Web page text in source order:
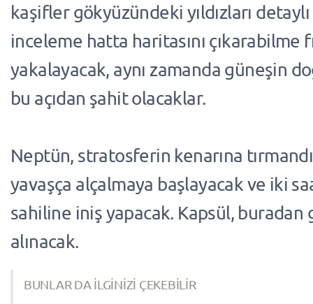
kaşifler gökyüzündeki yıldızları
inceleme hatta haritasını çıkarabilme
yakalayacak, aynı zamanda güneşin
bu açıdan şahit olacaklar.
Neptün, stratosferin kenarına
yavaşça alçalmaya başlayacak ve iki
sahiline iniş yapacak. Kapsül, buradan
alınacak.
BUNLAR DA İLGİNİZİ ÇEKEBİLİR